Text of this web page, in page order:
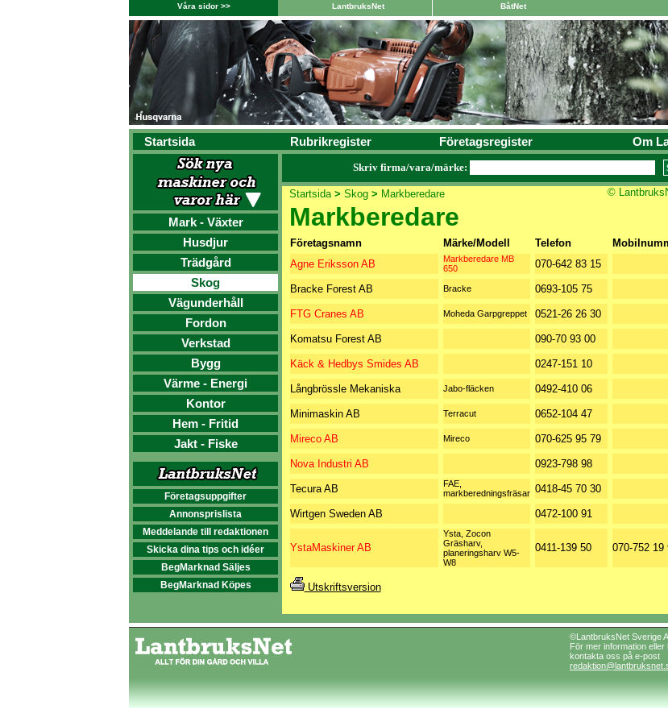
Våra sidor >> LantbruksNet BåtNet
Startsida Rubrikregister Företagsregister Om
Mark - Växter
Husdjur
Trädgård
Skog
Vägunderhåll
Fordon
Verkstad
Bygg
Värme - Energi
Kontor
Hem - Fritid
Jakt - Fiske
Företagsuppgifter
Annonsprislista
Meddelande till redaktionen
Skicka dina tips och idéer
BegMarknad Säljes
BegMarknad Köpes
Skriv firma/vara/märke:
Startsida> Skog > Markberedare ©
Markberedare
Företagsnamn Märke/Modell Telefon
Agne Eriksson AB
Markberedare MB
650
070-642 83 15
Bracke Forest AB Bracke 0693-105 75
FTG Cranes AB Moheda Garpgreppet 0521-26 26 30
Komatsu Forest AB 090-70 93 00
Käck & Hedbys Smides AB 0247-151 10
Långbrössle Mekaniska Jabo-fläcken 0492-410 06
Minimaskin AB Terracut 0652-104 47
Mireco AB Mireco 070-625 95 79
Nova Industri AB 0923-798 98
Tecura AB
FAE,
markberedningsfräsar 0418-45 70 30
Wirtgen Sweden AB 0472-100 91
YstaMaskiner AB
Ysta, Zocon
Gräsharv,
planeringsharv W5-
W8
0411-139 50 070-752 19
Utskriftsversion
©LantbruksNet Sverige
För mer information eller
kontakta oss på e-post